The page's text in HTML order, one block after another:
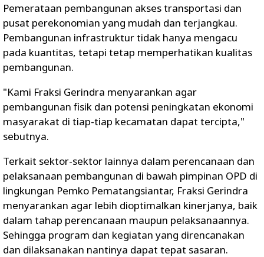
Pemerataan pembangunan akses transportasi dan
pusat perekonomian yang mudah dan terjangkau.
Pembangunan infrastruktur tidak hanya mengacu
pada kuantitas, tetapi tetap memperhatikan kualitas
pembangunan.
"Kami Fraksi Gerindra menyarankan agar
pembangunan fisik dan potensi peningkatan ekonomi
masyarakat di tiap-tiap kecamatan dapat tercipta,"
sebutnya.
Terkait sektor-sektor lainnya dalam perencanaan dan
pelaksanaan pembangunan di bawah pimpinan OPD di
lingkungan Pemko Pematangsiantar, Fraksi Gerindra
menyarankan agar lebih dioptimalkan kinerjanya, baik
dalam tahap perencanaan maupun pelaksanaannya.
Sehingga program dan kegiatan yang direncanakan
dan dilaksanakan nantinya dapat tepat sasaran.